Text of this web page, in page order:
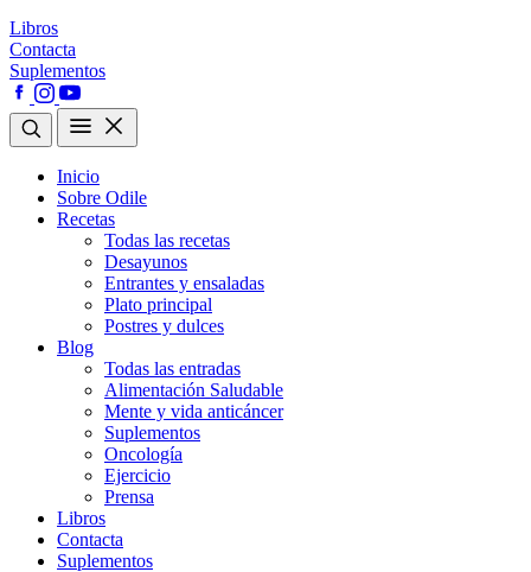
Libros
Contacta
Suplementos
Inicio
Sobre Odile
Recetas
Todas las recetas
Desayunos
Entrantes y ensaladas
Plato principal
Postres y dulces
Blog
Todas las entradas
Alimentación Saludable
Mente y vida anticáncer
Suplementos
Oncología
Ejercicio
Prensa
Libros
Contacta
Suplementos